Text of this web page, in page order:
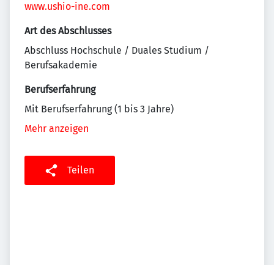
www.ushio-ine.com
Art des Abschlusses
Abschluss Hochschule / Duales Studium /
Berufsakademie
Berufserfahrung
Mit Berufserfahrung (1 bis 3 Jahre)
Mehr anzeigen
Teilen